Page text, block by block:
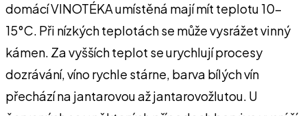
domácí VINOTÉKA umístěná mají mít teplotu 10-
15°C. Při nízkých teplotách se může vysrážet vinný
kámen. Za vyšších teplot se urychlují procesy
dozrávání, víno rychle stárne, barva bílých vín
přechází na jantarovou až jantarovožlutou. U